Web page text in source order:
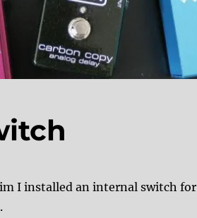
I installed an internal switch for